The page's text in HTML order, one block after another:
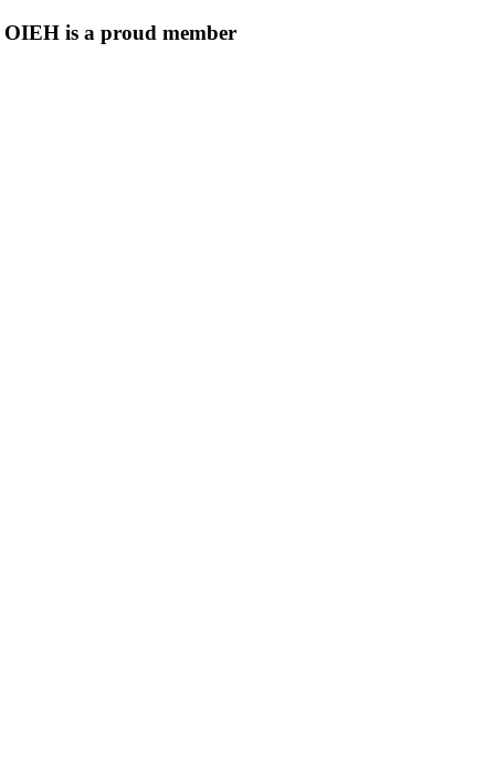
OIEH is a proud member